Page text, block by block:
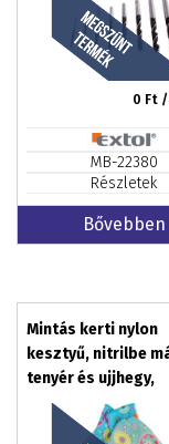
0 Ft
MB-22380
Részletek
Bővebben
Mintás kerti nylon
kesztyű, nitrilbe
tenyér és ujjhegy,
gumírozott
méret:8 EXTOL